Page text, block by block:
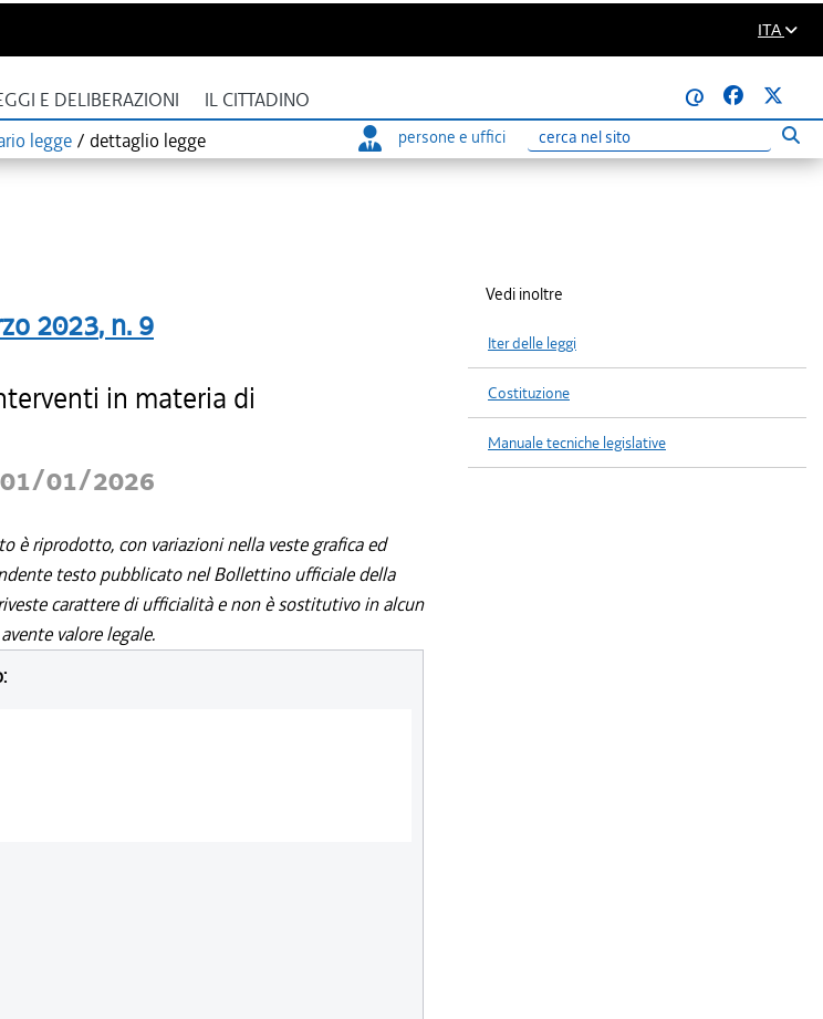
ITA
E DELIBERAZIONI IL CITTADINO
@
legge / dettaglio legge persone e uffici
Ricerca
2023, n. 9
in materia di
01/01/2026
è riprodotto, con variazioni nella veste grafica ed
testo pubblicato nel Bollettino ufficiale della
carattere di ufficialità e non è sostitutivo in alcun
valore legale.
Vedi inoltre
Iter delle leggi
Costituzione
Manuale tecniche legislative